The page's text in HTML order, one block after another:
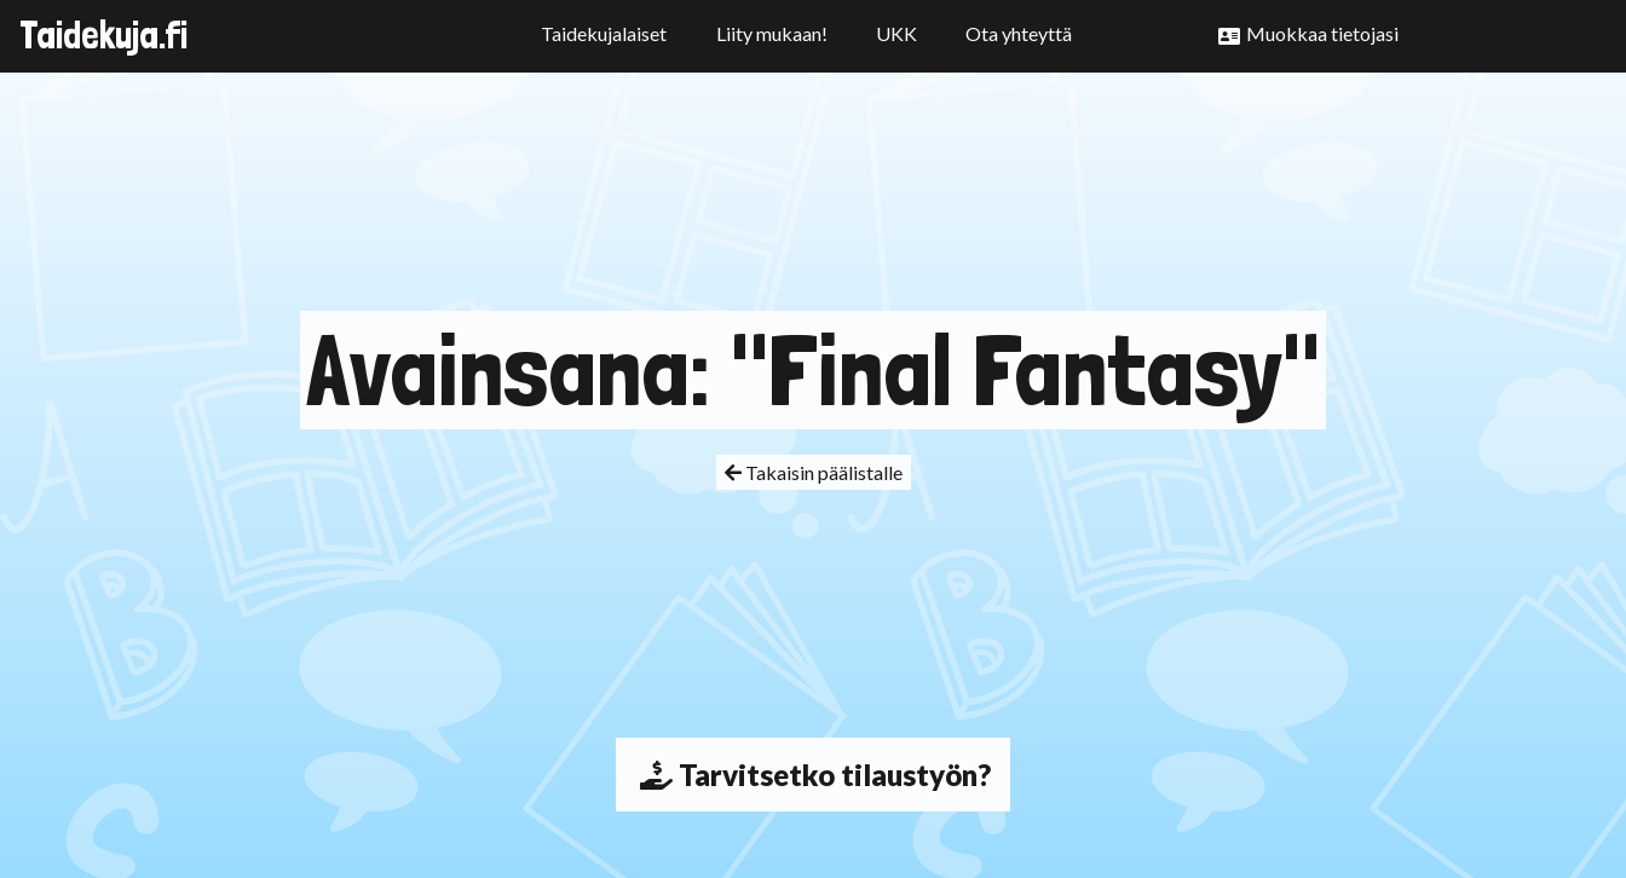
Skip
Taidekuja.fi Taidekujalaiset Liity mukaan! UKK Ota yhteyttä Muokkaa tietojasi
Avainsana: "Final Fantasy"
Takaisin päälistalle
Tarvitsetko tilaustyön?